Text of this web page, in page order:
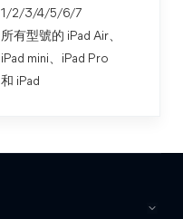
1/2/3/4/5/6/7
所有型號的 iPad Air、
iPad mini、iPad Pro
和 iPad